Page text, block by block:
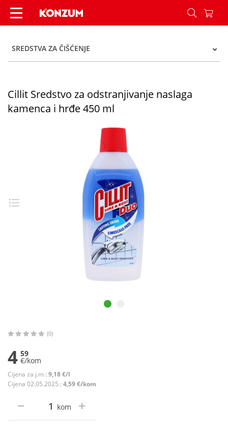
Cillit Sredstvo za odstranjivanje naslaga
SREDSTVA ZA ČIŠĆENJE
Cillit Sredstvo za odstranjivanje naslaga
kamenca i hrđe 450 ml
(0)
4 59
€/kom
Cijena za j.m.: 9,18 €/l
Cijena 02.05.2025.: 4,59 €/kom
kom